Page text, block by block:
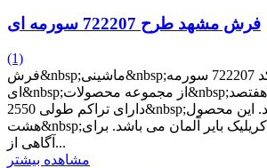
فرش مشهد طرح 722207 سورمه ای
(1)
فرش&nbsp;ماشینی&nbsp;مشهد طرح کد 722207 سورمه
ای&nbsp;از مجموعه محصولات&nbsp;هفتصد&nbsp;شانه بوده که
دارای تراکم طولی 2550&nbsp;می باشد. این محصول
هشت&nbsp;رنگ بوده و 100% اکریلیک بایر آلمان می باشد. برای
آگاهی از...
مشاهده بیشتر